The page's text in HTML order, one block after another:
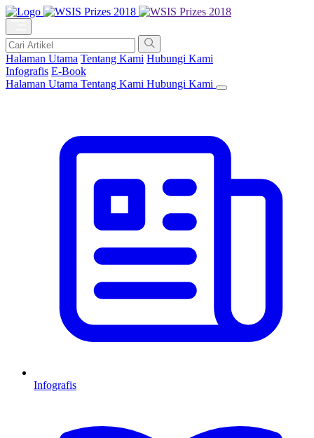
Halaman Utama Tentang Kami Hubungi Kami
Infografis E-Book
Halaman Utama Tentang Kami Hubungi Kami
Infografis